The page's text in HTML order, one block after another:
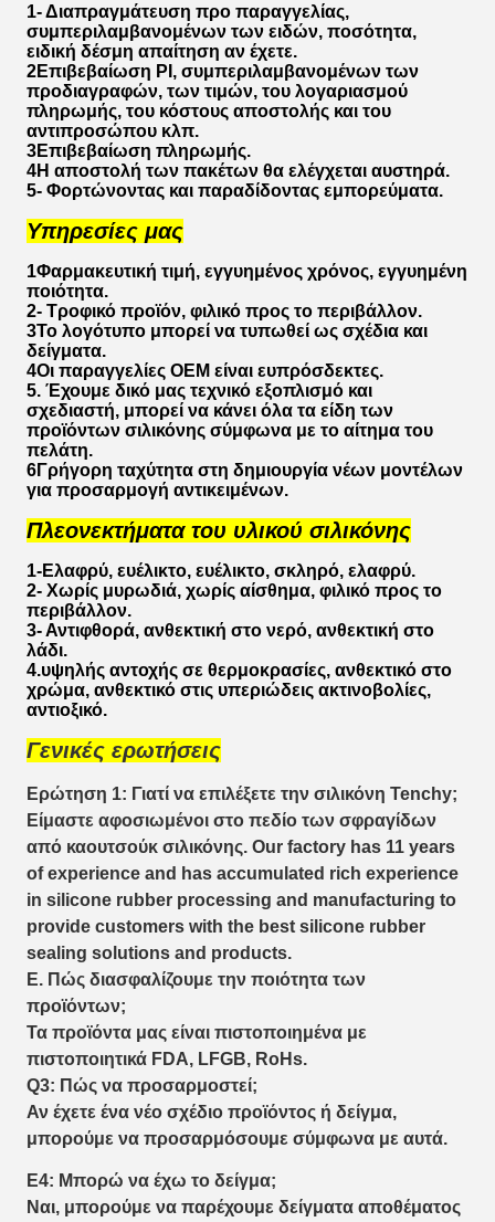
1- Διαπραγμάτευση προ παραγγελίας,
συμπεριλαμβανομένων των ειδών, ποσότητα,
ειδική δέσμη απαίτηση αν έχετε.
2Επιβεβαίωση PI, συμπεριλαμβανομένων των
προδιαγραφών, των τιμών, του λογαριασμού
πληρωμής, του κόστους αποστολής και του
αντιπροσώπου κλπ.
3Επιβεβαίωση πληρωμής.
4Η αποστολή των πακέτων θα ελέγχεται αυστηρά.
5- Φορτώνοντας και παραδίδοντας εμπορεύματα.
Υπηρεσίες μας
1Φαρμακευτική τιμή, εγγυημένος χρόνος, εγγυημένη
ποιότητα.
2- Τροφικό προϊόν, φιλικό προς το περιβάλλον.
3Το λογότυπο μπορεί να τυπωθεί ως σχέδια και
δείγματα.
4Οι παραγγελίες OEM είναι ευπρόσδεκτες.
5. Έχουμε δικό μας τεχνικό εξοπλισμό και
σχεδιαστή, μπορεί να κάνει όλα τα είδη των
προϊόντων σιλικόνης σύμφωνα με το αίτημα του
πελάτη.
6Γρήγορη ταχύτητα στη δημιουργία νέων μοντέλων
για προσαρμογή αντικειμένων.
Πλεονεκτήματα του υλικού σιλικόνης
1-Ελαφρύ, ευέλικτο, ευέλικτο, σκληρό, ελαφρύ.
2- Χωρίς μυρωδιά, χωρίς αίσθημα, φιλικό προς το
περιβάλλον.
3- Αντιφθορά, ανθεκτική στο νερό, ανθεκτική στο
λάδι.
4.υψηλής αντοχής σε θερμοκρασίες, ανθεκτικό στο
χρώμα, ανθεκτικό στις υπεριώδεις ακτινοβολίες,
αντιοξικό.
Γενικές ερωτήσεις
Ερώτηση 1: Γιατί να επιλέξετε την σιλικόνη Tenchy;
Είμαστε αφοσιωμένοι στο πεδίο των σφραγίδων
από καουτσούκ σιλικόνης. Our factory has 11 years
of experience and has accumulated rich experience
in silicone rubber processing and manufacturing to
provide customers with the best silicone rubber
sealing solutions and products.
Ε. Πώς διασφαλίζουμε την ποιότητα των
προϊόντων;
Τα προϊόντα μας είναι πιστοποιημένα με
πιστοποιητικά FDA, LFGB, RoHs.
Q3: Πώς να προσαρμοστεί;
Αν έχετε ένα νέο σχέδιο προϊόντος ή δείγμα,
μπορούμε να προσαρμόσουμε σύμφωνα με αυτά.
Ε4: Μπορώ να έχω το δείγμα;
Ναι, μπορούμε να παρέχουμε δείγματα αποθέματος